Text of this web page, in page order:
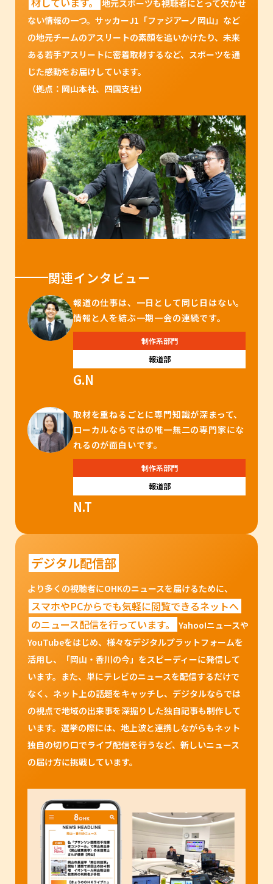
地元スポーツも視聴者にとって欠かせ
ない情報の一つ。サッカーJ1「ファジアーノ岡山」など
の地元チームのアスリートの素顔を追いかけたり、未来
ある若手アスリートに密着取材するなど、スポーツを通
じた感動をお届けしています。
（拠点：岡山本社、四国支社）
関連インタビュー
報道の仕事は、一日として同じ日はない。
情報と人を結ぶ一期一会の連続です。
制作系部門
報道部
G.N
取材を重ねるごとに専門知識が深まって、
ローカルならではの唯一無二の専門家にな
れるのが面白いです。
制作系部門
報道部
N.T
デジタル配信部
より多くの視聴者にOHKのニュースを届けるために、
スマホやPCからでも気軽に閲覧できるネットへ
のニュース配信を行っています。
Yahoo!ニュースや
YouTubeをはじめ、様々なデジタルプラットフォームを
活用し、「岡山・香川の今」をスピーディーに発信して
います。また、単にテレビのニュースを配信するだけで
なく、ネット上の話題をキャッチし、デジタルならでは
の視点で地域の出来事を深掘りした独自記事も制作して
います。選挙の際には、地上波と連携しながらもネット
独自の切り口でライブ配信を行うなど、新しいニュース
の届け方に挑戦しています。